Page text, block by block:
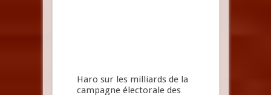
Haro sur les milliards de la
campagne électorale des